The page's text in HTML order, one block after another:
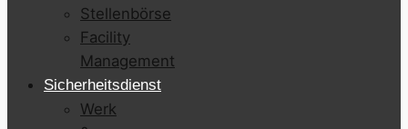
Stellenbörse
Facility
Management
Sicherheitsdienst
Werk